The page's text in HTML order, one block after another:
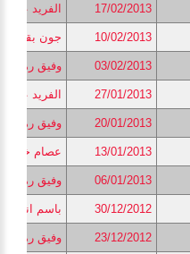
17/02/2013 الفريد عزيز
10/02/2013 جون بقطر
03/02/2013 وفيق رمزى
27/01/2013 الفريد عزيز
20/01/2013 وفيق رمزى
13/01/2013 عصام خليل
06/01/2013 وفيق رمزى
30/12/2012 باسم اندريا
23/12/2012 وفيق رمزى